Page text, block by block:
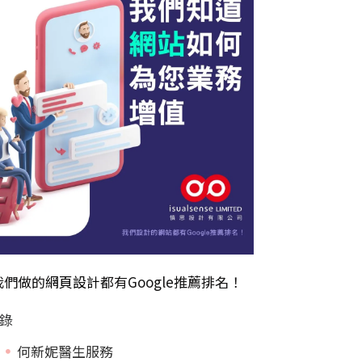
們做的網頁設計都有Google推薦排名！
何新妮醫生服務